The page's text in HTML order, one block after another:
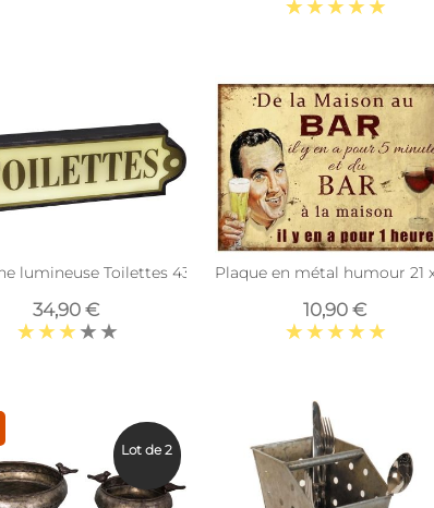
de 6) (Assiettes plates - 27 cm)
lumineuse Toilettes 43 cm
34,90 €
Plaque en métal humour 21
10,90 €
Lot de 2